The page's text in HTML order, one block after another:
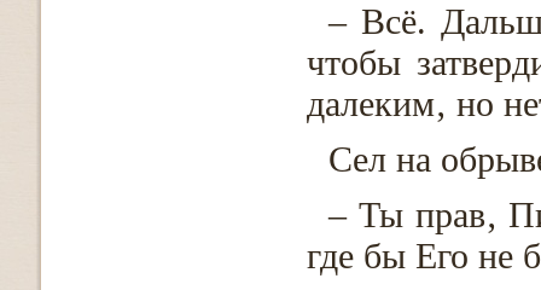
– Всё.
чтобы
далеким‚ но
Сел на
– Ты прав‚
где бы Его не